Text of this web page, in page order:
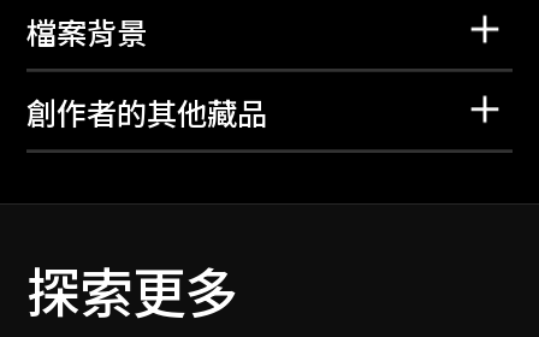
檔案背景
創作者的其他藏品
探索更多